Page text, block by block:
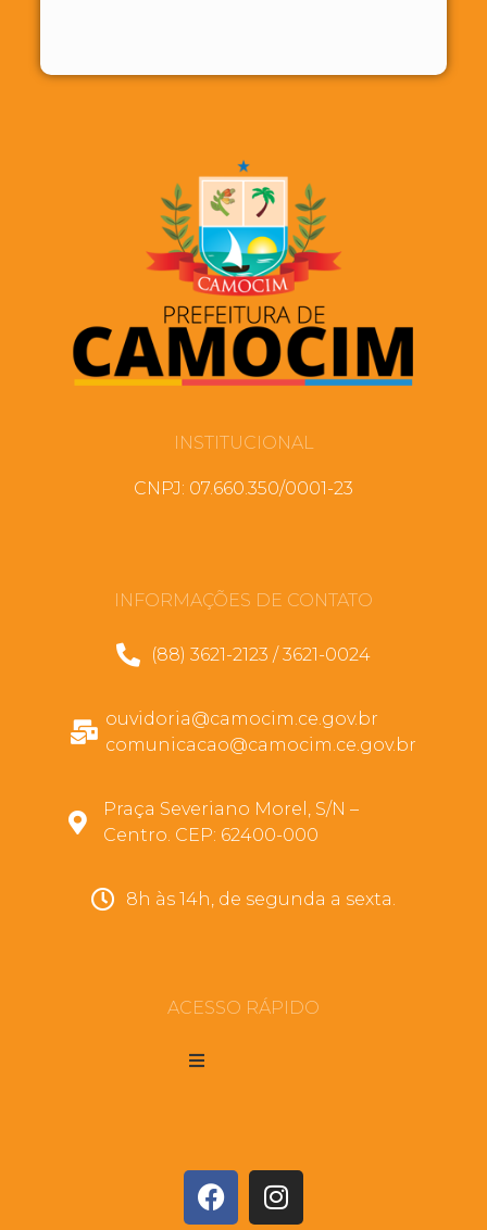
INSTITUCIONAL
CNPJ: 07.660.350/0001-23
INFORMAÇÕES DE CONTATO
(88) 3621-2123 / 3621-0024
ouvidoria@camocim.ce.gov.br
comunicacao@camocim.ce.gov.br
Praça Severiano Morel, S/N –
Centro. CEP: 62400-000
8h às 14h, de segunda a sexta.
ACESSO RÁPIDO